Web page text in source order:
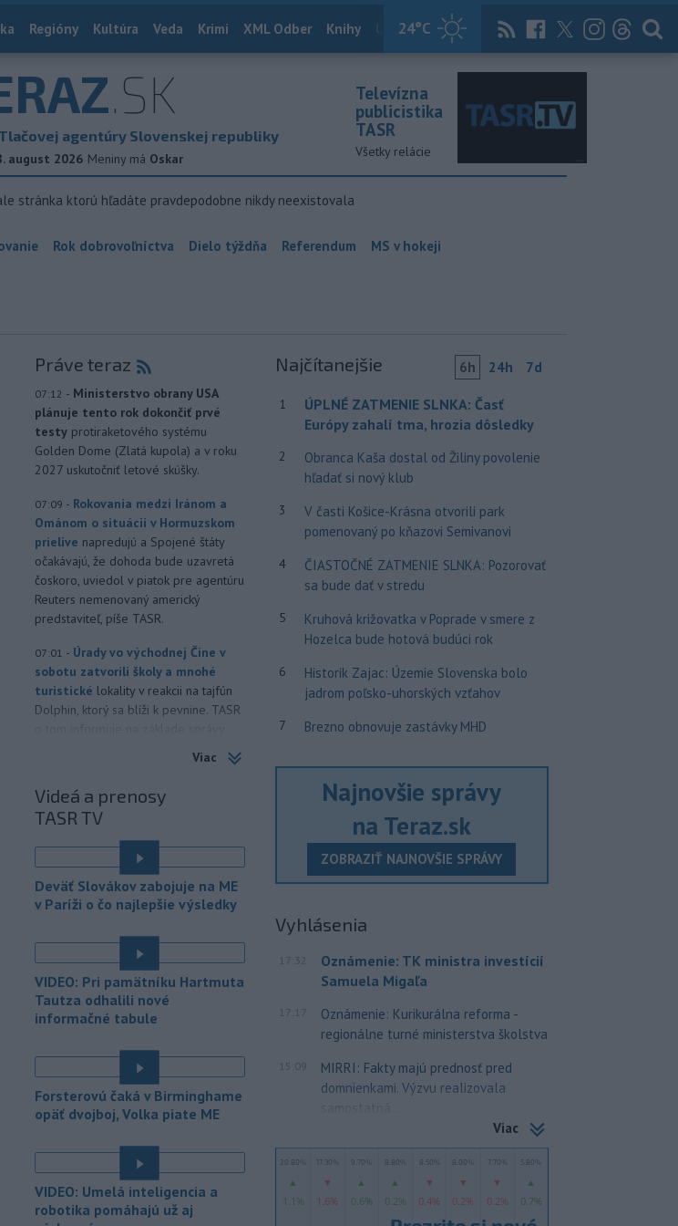
24°C
Regióny Kultúra Veda Krimi XML Odber Knihy Útulkovo Magazín News Now Archív
.SK
agentúry Slovenskej republiky
august 2026 Meniny má Oskar
Televízna
publicistika
TASR
Všetky relácie
stránka ktorú hľadáte pravdepodobne nikdy neexistovala
Rok dobrovoľníctva Dielo týždňa Referendum MS v hokeji
Práve teraz
07:12 - Ministerstvo obrany USA
plánuje tento rok dokončiť prvé
testy protiraketového systému
Golden Dome (Zlatá kupola) a v roku
2027 uskutočniť letové skúšky.
07:09 - Rokovania medzi Iránom a
Ománom o situácii v Hormuzskom
prielive napredujú a Spojené štáty
očakávajú, že dohoda bude uzavretá
čoskoro, uviedol v piatok pre agentúru
Reuters nemenovaný americký
predstaviteľ, píše TASR.
07:01 - Úrady vo východnej Číne v
sobotu zatvorili školy a mnohé
turistické lokality v reakcii na tajfún
Dolphin, ktorý sa blíži k pevnine. TASR
Arnaldi vypadol na turnaji ATP
Masters 1000
- Pri požiari lesného porastu v
Trstíne v okrese Trnava zasahuje
takmer 50 hasičov.
20:01 - Vláda Konžskej
demokratickej republiky (KDR) v
piatok oznámila, že preverí, či sa v
zásielkach oxidu kobaltnatého
vyvážaných do Číny nachádza urán.
19:49 - Senát Spojených štátov v
piatok schválil návrh zákona o
sankciách zameraný na príjmy Ruska z
energetického sektora.
Slovenská polícia prispela k
objasneniu prípadu prevádzačstva,
ktorý sa podarilo ukončiť
právoplatným odsúdením páchateľa v
Viac
Videá a prenosy
TASR TV
Deväť Slovákov zabojuje na ME
v Paríži o čo najlepšie výsledky
VIDEO: Pri pamätníku Hartmuta
Tautza odhalili nové
informačné tabule
Forsterovú čaká v Birminghame
opäť dvojboj, Volka piate ME
VIDEO: Umelá inteligencia a
robotika pomáhajú už aj
Najčítanejšie 6h 24h 7d
1
ÚPLNÉ ZATMENIE SLNKA: Časť
Európy zahalí tma, hrozia dôsledky
2
Obranca Kaša dostal od Žiliny povolenie
hľadať si nový klub
3
V časti Košice-Krásna otvorili park
pomenovaný po kňazovi Semivanovi
4
ČIASTOČNÉ ZATMENIE SLNKA: Pozorovať
sa bude dať v stredu
5
Kruhová križovatka v Poprade v smere z
Hozelca bude hotová budúci rok
6
Historik Zajac: Územie Slovenska bolo
jadrom poľsko-uhorských vzťahov
7 Brezno obnovuje zastávky MHD
Najnovšie správy
na Teraz.sk
ZOBRAZIŤ NAJNOVŠIE SPRÁVY
Vyhlásenia
17:32
Oznámenie: TK ministra investícií
Samuela Migaľa
17:17
Oznámenie: Kurikurálna reforma -
regionálne turné ministerstva školstva
15:09
MIRRI: Fakty majú prednosť pred
domnienkami. Výzvu realizovala
samostatná...
Viac